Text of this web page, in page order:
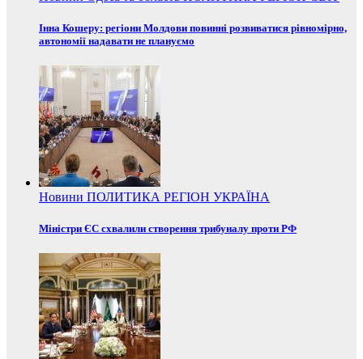
Інна Кошеру: регіони Молдови повинні розвиватися рівномірно,
автономії надавати не плануємо
Новини ПОЛИТИКА РЕГІОН УКРАЇНА
Міністри ЄС схвалили створення трибуналу проти РФ